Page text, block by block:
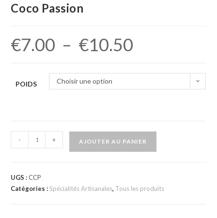
Coco Passion
€7.00 – €10.50
POIDS Choisir une option
- + AJOUTER AU PANIER
UGS :CCP
Catégories :Spécialités Artisanales, Tous les produits